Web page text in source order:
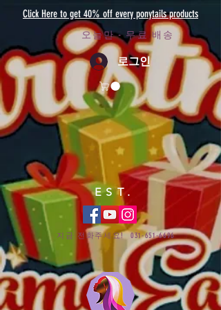
Click Here to get 40% off every ponytails products
오늘만 - 무료 배송
로그인
EST.
지금 전화주세요!031-651-6696